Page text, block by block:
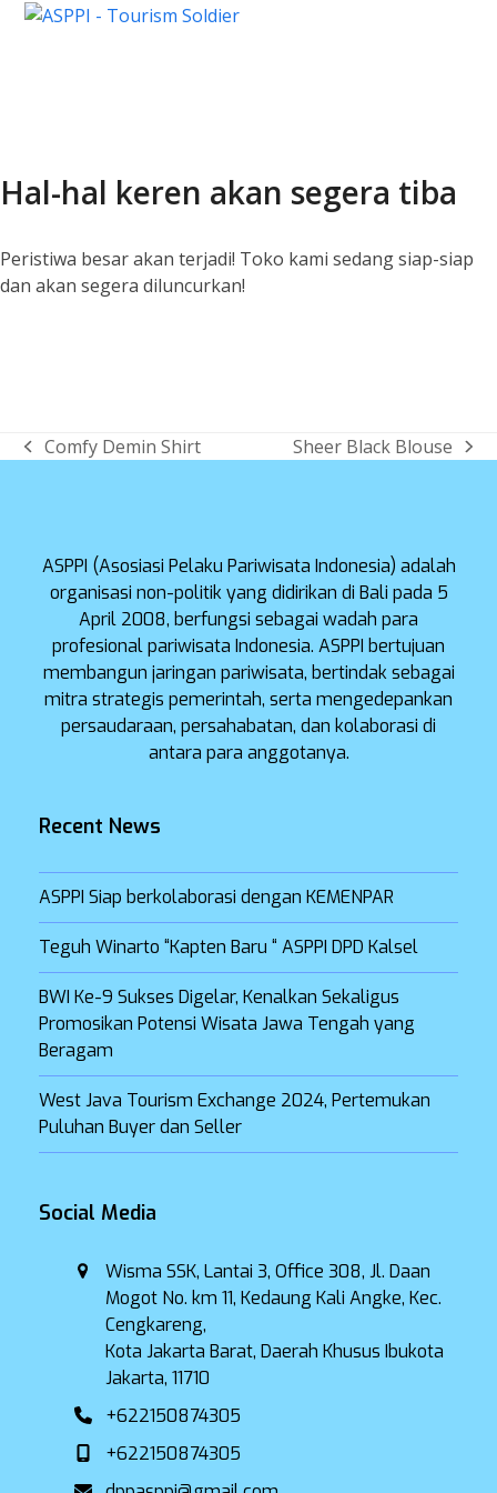
SkipOpen
Close
Lewati
Hal-hal keren akan segera tiba
Peristiwa besar akan terjadi! Toko kami sedang siap-siap
dan akan segera diluncurkan!
previous
Comfy Demin Shirt
next
Sheer Black Blouse
ASPPI (Asosiasi Pelaku Pariwisata Indonesia) adalah
organisasi non-politik yang didirikan di Bali pada 5
April 2008, berfungsi sebagai wadah para
profesional pariwisata Indonesia. ASPPI bertujuan
membangun jaringan pariwisata, bertindak sebagai
mitra strategis pemerintah, serta mengedepankan
persaudaraan, persahabatan, dan kolaborasi di
antara para anggotanya.
Recent News
ASPPI Siap berkolaborasi dengan KEMENPAR
Teguh Winarto “Kapten Baru “ ASPPI DPD Kalsel
BWI Ke-9 Sukses Digelar, Kenalkan Sekaligus
Promosikan Potensi Wisata Jawa Tengah yang
Beragam
West Java Tourism Exchange 2024, Pertemukan
Puluhan Buyer dan Seller
Social Media
Wisma SSK, Lantai 3, Office 308, Jl. Daan
Mogot No. km 11, Kedaung Kali Angke, Kec.
Cengkareng,
Kota Jakarta Barat, Daerah Khusus Ibukota
Jakarta, 11710
+622150874305
+622150874305